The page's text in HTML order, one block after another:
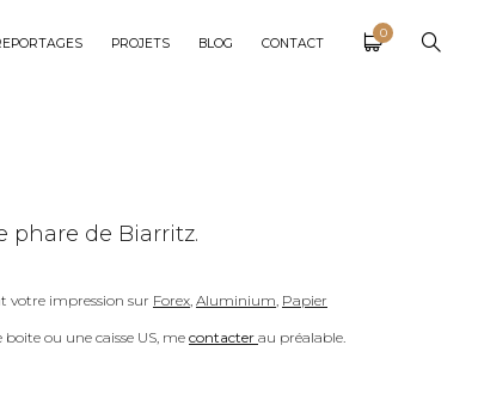
PROJETS BLOG CONTACT
0
phare de Biarritz.
votre impression sur Forex, Aluminium, Papier
boite ou une caisse US, me contacter au préalable.